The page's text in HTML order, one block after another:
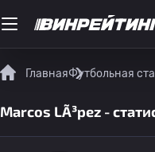
ГлавнаяФутбольная
Marcos LÃ³pez -